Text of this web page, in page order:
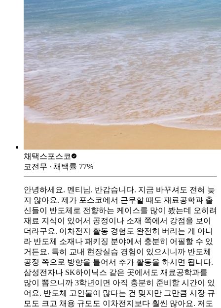
채택스포스코
코전무 ∙ 채택률 77%
안녕하세요. 멘티님. 반갑습니다. 지금 바꾸셔도 전혀 늦
지 않아요. 제가 포스코에서 근무할 때도 재료공학과 출
신들이 반도체로 전향하는 케이스를 많이 봤는데 오히려
재료 지식이 있어서 공정이나 소재 쪽에서 강점을 보이
더라구요. 이차전지 활동 경험도 완전히 버리는 게 아니
라 반도체 소재나 패키징 분야에서 충분히 어필할 수 있
거든요. 특히 교내 현장실습 경험이 있으시니까 반도체
공정 쪽으로 방향을 틀어서 추가 활동을 하시면 됩니다.
삼성전자나 SK하이닉스 같은 곳에서도 재료공학과를
많이 뽑으니까 3학년이면 아직 충분히 준비할 시간이 있
어요. 반도체 고인물이 많다는 건 맞지만 그만큼 시장 규
모도 크고 채용 규모도 이차전지보다 훨씬 많아요. 저도